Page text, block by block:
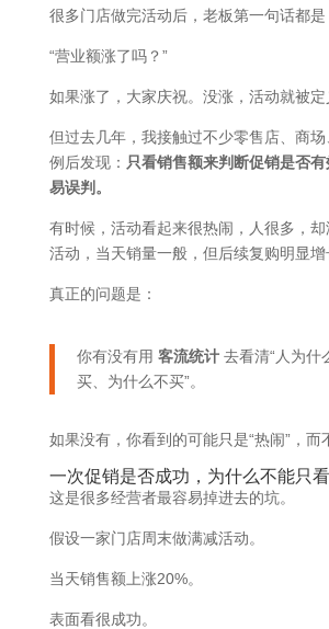
很多门店做完活动后，老板第一句话都是
“营业额涨了吗？”
如果涨了，大家庆祝。没涨，活动就被定
但过去几年，我接触过不少零售店、商
例后发现： 只看销售额来判断促销是否
易误判。
有时候，活动看起来很热闹，人很多，
活动，当天销量一般，但后续复购明显增
真正的问题是：
你有没有用 客流统计去看清“人为什
买、为什么不买”。
如果没有，你看到的可能只是“热闹”，而
一次促销是否成功，为什么不能只
这是很多经营者最容易掉进去的坑。
假设一家门店周末做满减活动。
当天销售额上涨20%。
表面看很成功。